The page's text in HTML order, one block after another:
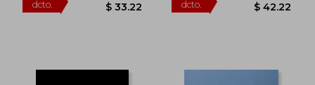
45% $ 49.72 40% $